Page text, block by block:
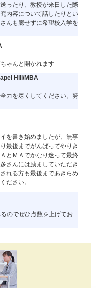
ったり、教授が来日した際
内容について話したりとい
んも臆せずに希望校入学を
ゃんと開かれます
Hill/MBA
力を尽くしてください。努
を書き始めましたが、無事
最後までがんばってやりき
とＭＡでかなり迷って最終
さんには励ましていただき
れる方も最後まであきらめ
ださい。
のでぜひ点数を上げてお